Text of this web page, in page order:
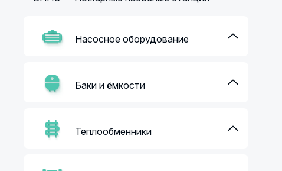
Насосное оборудование
Баки и ёмкости
Теплообменники